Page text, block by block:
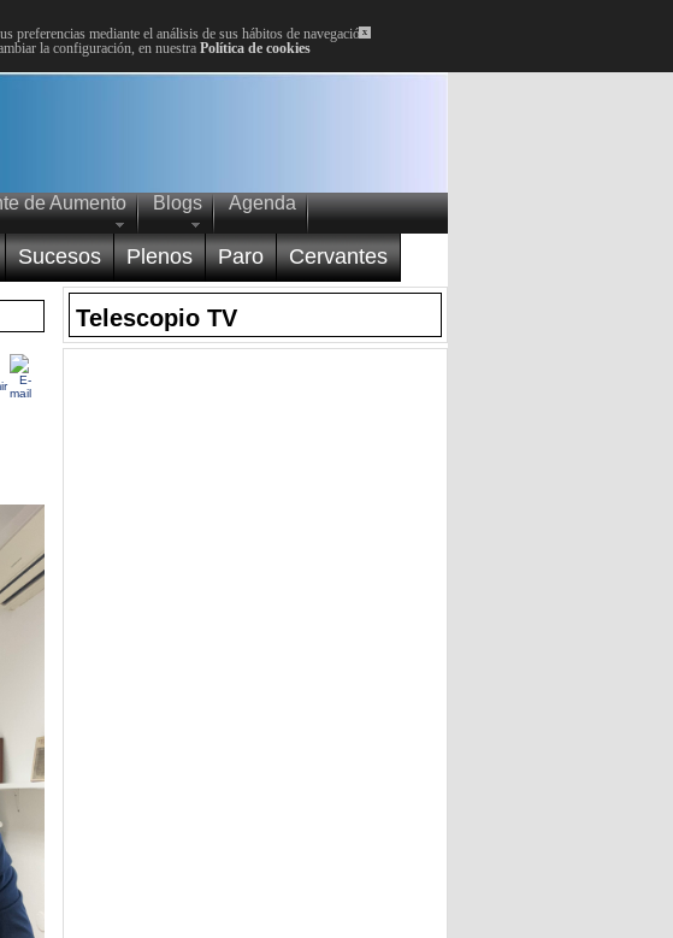
x
mediante el análisis de sus hábitos de navegación.
la configuración, en nuestra Política de cookies
de Aumento Blogs Agenda
Sucesos Plenos Paro Cervantes
Telescopio TV